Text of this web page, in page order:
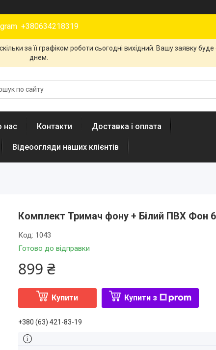
+380634218319
за її графіком роботи сьогодні вихідний. Вашу заявку
днем.
нас Контакти Доставка і оплата
Відеоогляди наших клієнтів
Комплект Тримач фону + Білий ПВХ Фон
Готово до відправки
Код: 1043
899 ₴
Купити Купити з
+380 (63) 421-83-19